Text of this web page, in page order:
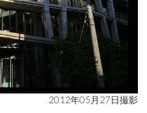
2012年05月27日撮影